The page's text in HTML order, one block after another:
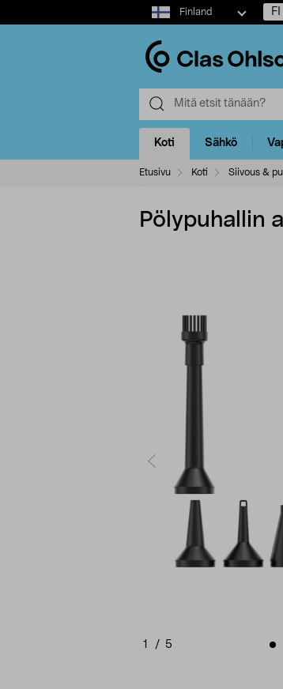
Select
market
Finland FI
Koti Sähkö
Etusivu Koti Siivous &
Pölypuhallin
1 / 5